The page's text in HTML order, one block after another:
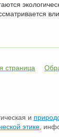
страница
и
этике,